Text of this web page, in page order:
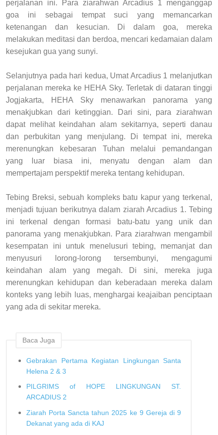
perjalanan ini. Para ziarahwan Arcadius 1 menganggap
goa ini sebagai tempat suci yang memancarkan
ketenangan dan kesucian. Di dalam goa, mereka
melakukan meditasi dan berdoa, mencari kedamaian dalam
kesejukan gua yang sunyi.
Selanjutnya pada hari kedua, Umat Arcadius 1 melanjutkan
perjalanan mereka ke HEHA Sky. Terletak di dataran tinggi
Jogjakarta, HEHA Sky menawarkan panorama yang
menakjubkan dari ketinggian. Dari sini, para ziarahwan
dapat melihat keindahan alam sekitarnya, seperti danau
dan perbukitan yang menjulang. Di tempat ini, mereka
merenungkan kebesaran Tuhan melalui pemandangan
yang luar biasa ini, menyatu dengan alam dan
mempertajam perspektif mereka tentang kehidupan.
Tebing Breksi, sebuah kompleks batu kapur yang terkenal,
menjadi tujuan berikutnya dalam ziarah Arcadius 1. Tebing
ini terkenal dengan formasi batu-batu yang unik dan
panorama yang menakjubkan. Para ziarahwan mengambil
kesempatan ini untuk menelusuri tebing, memanjat dan
menyusuri lorong-lorong tersembunyi, mengagumi
keindahan alam yang megah. Di sini, mereka juga
merenungkan kehidupan dan keberadaan mereka dalam
konteks yang lebih luas, menghargai keajaiban penciptaan
yang ada di sekitar mereka.
Baca Juga
Gebrakan Pertama Kegiatan Lingkungan Santa
Helena 2 & 3
PILGRIMS of HOPE LINGKUNGAN ST.
ARCADIUS 2
Ziarah Porta Sancta tahun 2025 ke 9 Gereja di 9
Dekanat yang ada di KAJ